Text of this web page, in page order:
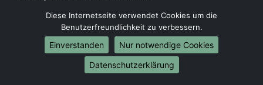
Umzug von Bonn nach Dresden
Umzug von Bonn nach Hannover
Umzug von Bonn nach Nürnberg
Umzug von Bonn nach Duisburg
Umzug von Bonn nach Bochum
Diese Internetseite verwendet Cookies um die
Benutzerfreundlichkeit zu verbessern.
Einverstanden
Nur notwendige Cookies
Datenschutzerklärung